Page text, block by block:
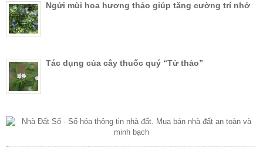
Ngửi mùi hoa hương thảo giúp tăng cường trí nhớ
Tác dụng của cây thuốc quý “Tử thảo”